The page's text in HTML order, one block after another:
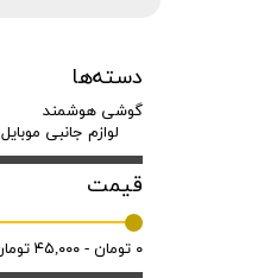
دسته‌ها
گوشی هوشمند
لوازم جانبی موبایل
قیمت
۰ تومان - ۴۵,۰۰۰ تومان